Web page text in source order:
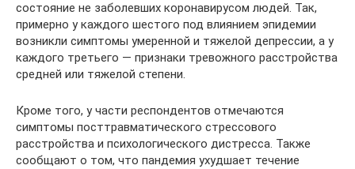
состояние не заболевших коронавирусом людей. Так,
примерно у каждого шестого под влиянием эпидемии
возникли симптомы умеренной и тяжелой депрессии, а у
каждого третьего — признаки тревожного расстройства
средней или тяжелой степени.
Кроме того, у части респондентов отмечаются
симптомы посттравматического стрессового
расстройства и психологического дистресса. Также
сообщают о том, что пандемия ухудшает течение